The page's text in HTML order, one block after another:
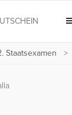
Staatsexamen